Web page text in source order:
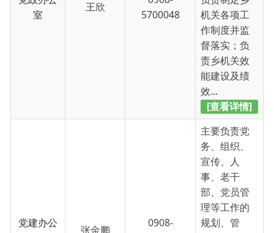
能建设及绩
效...
[查看详情]
主要负责党
务、组织、
宣传、人
事、老干
部、党员管
理等工作的
规划、管
理、协调和
监督工作；
负责宣传党
的各项方
针、政策及
精神文明...